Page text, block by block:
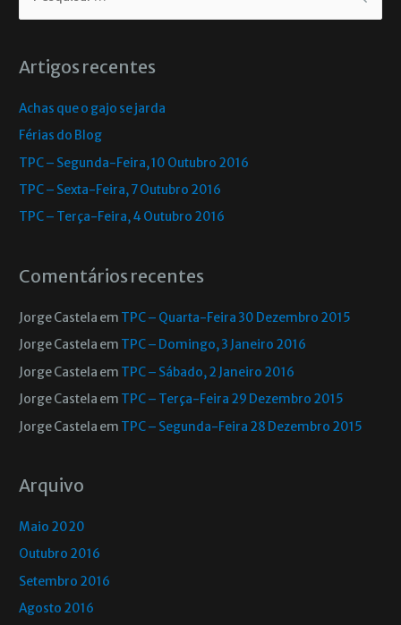
Artigos recentes
Achas que o gajo se jarda
Férias do Blog
TPC – Segunda-Feira, 10 Outubro 2016
TPC – Sexta-Feira, 7 Outubro 2016
TPC – Terça-Feira, 4 Outubro 2016
Comentários recentes
Jorge Castela em TPC – Quarta-Feira 30 Dezembro 2015
Jorge Castela em TPC – Domingo, 3 Janeiro 2016
Jorge Castela em TPC – Sábado, 2 Janeiro 2016
Jorge Castela em TPC – Terça-Feira 29 Dezembro 2015
Jorge Castela em TPC – Segunda-Feira 28 Dezembro 2015
Arquivo
Maio 2020
Outubro 2016
Setembro 2016
Agosto 2016